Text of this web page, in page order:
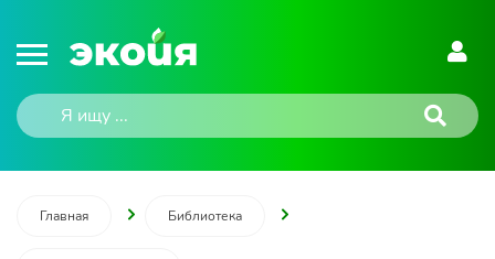
Главная Библиотека